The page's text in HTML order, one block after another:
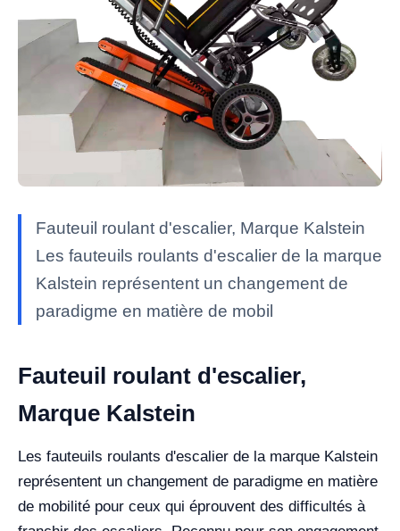
Fauteuil roulant d'escalier, Marque Kalstein
Les fauteuils roulants d'escalier de la marque
Kalstein représentent un changement de
paradigme en matière de mobil
Fauteuil roulant d'escalier,
Marque Kalstein
Les fauteuils roulants d'escalier de la marque Kalstein
représentent un changement de paradigme en matière
de mobilité pour ceux qui éprouvent des difficultés à